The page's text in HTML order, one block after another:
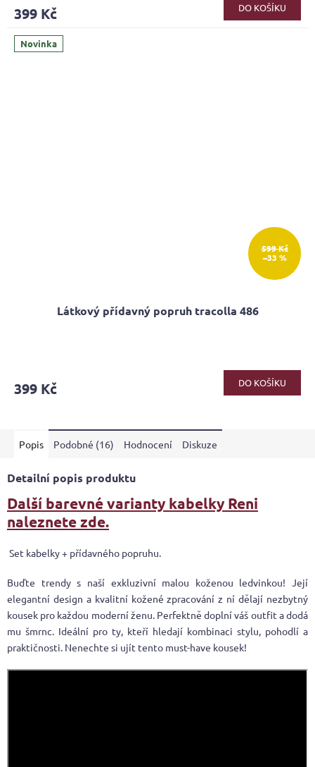
399 Kč DO KOŠÍKU
Novinka
599 Kč
–33 %
Látkový přídavný popruh tracolla 486
je
hvězdiček.
399 Kč DO KOŠÍKU
Popis Podobné (16) Hodnocení Diskuze
Detailní popis produktu
Další barevné varianty kabelky Reni
naleznete zde.
Set kabelky + přídavného popruhu.
Buďte trendy s naší exkluzivní malou koženou ledvinkou! Její
elegantní design a kvalitní kožené zpracování z ní dělají nezbytný
kousek pro každou moderní ženu. Perfektně doplní váš outfit a dodá
mu šmrnc. Ideální pro ty, kteří hledají kombinaci stylu, pohodlí a
praktičnosti. Nenechte si ujít tento must-have kousek!